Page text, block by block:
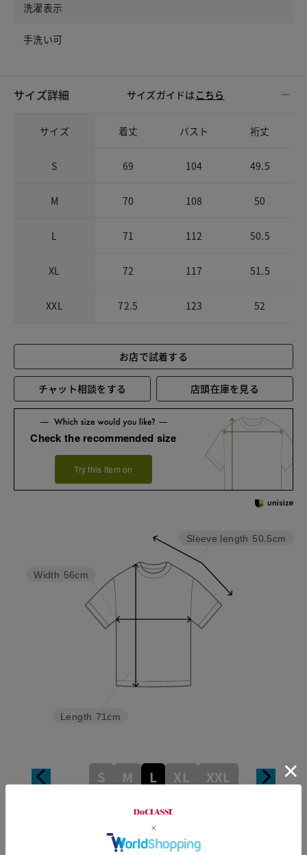
洗濯表示
手洗い可
サイズ詳細 サイズガイドは こちら
サイズ 着丈 バスト 裄丈
S 69 104 49.5
M 70 108 50
L 71 112 50.5
XL 72 117 51.5
XXL 72.5 123 52
お店で試着する
チャット相談をする 店頭在庫を見る
Check the recommended size
Try this item on
Sleeve length 50.5cm
Length 71cm
Width 56cm
S M L XL XXL
カスタマーレビュー